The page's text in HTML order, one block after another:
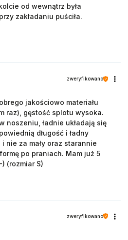
od wewnątrz była
zakładaniu puściła.
zweryfikowano
jakościowo materiału
raz), gęstość splotu wysoka.
noszeniu, ładnie układają się
długość i ładny
nie za mały oraz starannie
po praniach. Mam już 5
(rozmiar S)
zweryfikowano